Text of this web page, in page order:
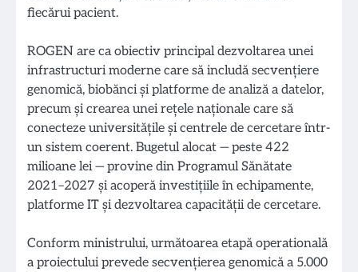
fiecărui pacient.
ROGEN are ca obiectiv principal dezvoltarea unei
infrastructuri moderne care să includă secvențiere
genomică, biobănci și platforme de analiză a datelor,
precum și crearea unei rețele naționale care să
conecteze universitățile și centrele de cercetare într-
un sistem coerent. Bugetul alocat — peste 422
milioane lei — provine din Programul Sănătate
2021–2027 și acoperă investițiile în echipamente,
platforme IT și dezvoltarea capacității de cercetare.
Conform ministrului, următoarea etapă operatională
a proiectului prevede secvențierea genomică a 5.000